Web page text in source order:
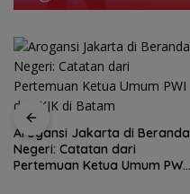
Arogansi Jakarta di Beranda
Negeri: Catatan dari
Pertemuan Ketua Umum PWI